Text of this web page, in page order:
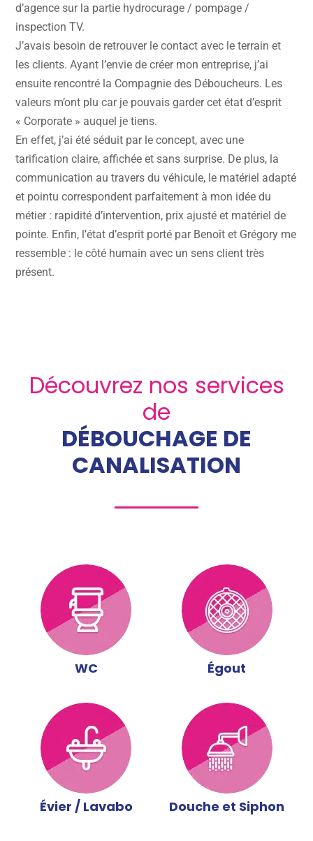
d’agence sur la partie hydrocurage / pompage /
inspection TV.
J’avais besoin de retrouver le contact avec le terrain et
les clients. Ayant l’envie de créer mon entreprise, j’ai
ensuite rencontré la Compagnie des Déboucheurs. Les
valeurs m’ont plu car je pouvais garder cet état d’esprit
« Corporate » auquel je tiens.
En effet, j’ai été séduit par le concept, avec une
tarification claire, affichée et sans surprise. De plus, la
communication au travers du véhicule, le matériel adapté
et pointu correspondent parfaitement à mon idée du
métier : rapidité d’intervention, prix ajusté et matériel de
pointe. Enfin, l’état d’esprit porté par Benoît et Grégory me
ressemble : le côté humain avec un sens client très
présent.
Découvrez nos services
de
DÉBOUCHAGE DE
CANALISATION
WC Égout
Évier / Lavabo Douche et Siphon